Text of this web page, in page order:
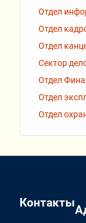
Отдел
Отдел
Отдел
Сектор
Отдел
Отдел
Отдел
Контакты